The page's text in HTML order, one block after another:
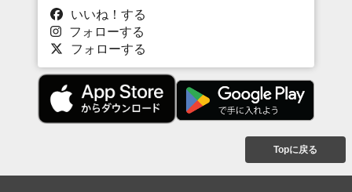
いいね！する
フォローする
フォローする
Topに戻る